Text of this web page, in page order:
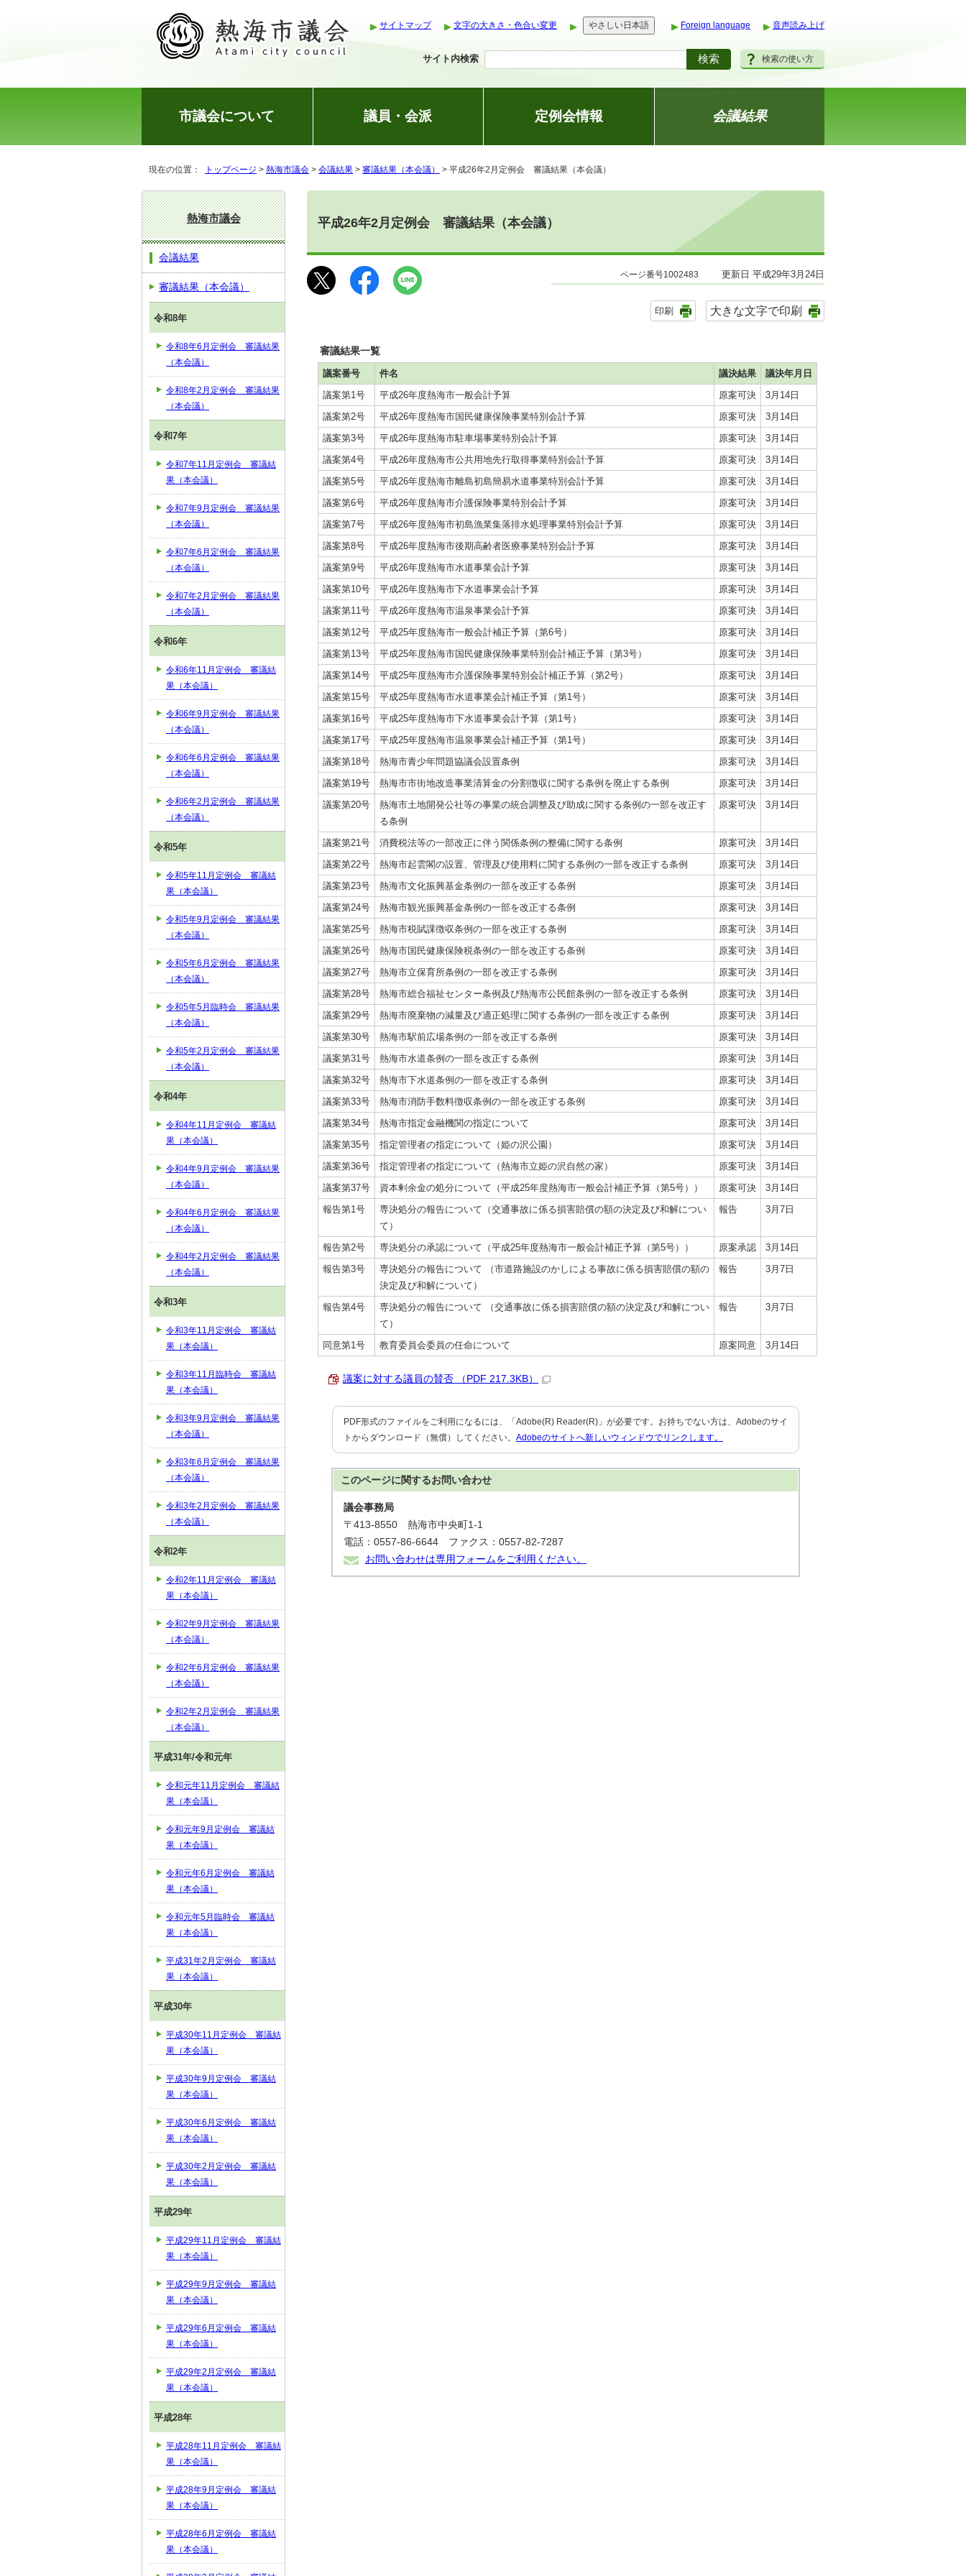
サイトマップ 文字の大きさ・色合い変更 やさしい日本語 Foreign language 音声読み上げ
サイト内検索 検索の使い方
市議会について 議員・会派 定例会情報 会議結果
現在の位置： トップページ > 熱海市議会 > 会議結果 > 審議結果（本会議） > 平成26年2月定例会 審議結果（本会議）
平成26年2月定例会 審議結果（本会議）
ページ番号1002483 更新日 平成29年3月24日
印刷 大きな文字で印刷
審議結果一覧
議案番号 件名 議決結果
議決年月日
議案第1号
平成26年度熱海市一般会計予算 原案可決
3月14日
議案第2号
平成26年度熱海市国民健康保険事業特別会計予算 原案可決
3月14日
議案第3号
平成26年度熱海市駐車場事業特別会計予算 原案可決
3月14日
議案第4号
平成26年度熱海市公共用地先行取得事業特別会計予算 原案可決
3月14日
議案第5号
平成26年度熱海市離島初島簡易水道事業特別会計予算 原案可決
3月14日
議案第6号
平成26年度熱海市介護保険事業特別会計予算 原案可決
3月14日
議案第7号
平成26年度熱海市初島漁業集落排水処理事業特別会計予算 原案可決
3月14日
議案第8号
平成26年度熱海市後期高齢者医療事業特別会計予算 原案可決
3月14日
議案第9号
平成26年度熱海市水道事業会計予算 原案可決
3月14日
議案第10号
平成26年度熱海市下水道事業会計予算 原案可決
3月14日
議案第11号
平成26年度熱海市温泉事業会計予算 原案可決
3月14日
議案第12号
平成25年度熱海市一般会計補正予算（第6号） 原案可決
3月14日
議案第13号
平成25年度熱海市国民健康保険事業特別会計補正予算（第3号） 原案可決
3月14日
議案第14号
平成25年度熱海市介護保険事業特別会計補正予算（第2号） 原案可決
3月14日
議案第15号
平成25年度熱海市水道事業会計補正予算（第1号） 原案可決
3月14日
議案第16号
平成25年度熱海市下水道事業会計予算（第1号） 原案可決
3月14日
議案第17号
平成25年度熱海市温泉事業会計補正予算（第1号） 原案可決
3月14日
議案第18号
熱海市青少年問題協議会設置条例 原案可決
3月14日
議案第19号
熱海市市街地改造事業清算金の分割徴収に関する条例を廃止する条例 原案可決
3月14日
議案第20号
熱海市土地開発公社等の事業の統合調整及び助成に関する条例の一部を改正す
る条例
原案可決 3月14日
議案第21号 消費税法等の一部改正に伴う関係条例の整備に関する条例 原案可決
3月14日
議案第22号
熱海市起雲閣の設置、管理及び使用料に関する条例の一部を改正する条例 原案可決
3月14日
議案第23号
熱海市文化振興基金条例の一部を改正する条例 原案可決
3月14日
議案第24号
熱海市観光振興基金条例の一部を改正する条例 原案可決
3月14日
議案第25号
熱海市税賦課徴収条例の一部を改正する条例 原案可決
3月14日
議案第26号
熱海市国民健康保険税条例の一部を改正する条例 原案可決
3月14日
議案第27号
熱海市立保育所条例の一部を改正する条例 原案可決
3月14日
議案第28号
熱海市総合福祉センター条例及び熱海市公民館条例の一部を改正する条例 原案可決
3月14日
議案第29号
熱海市廃棄物の減量及び適正処理に関する条例の一部を改正する条例 原案可決
3月14日
議案第30号
熱海市駅前広場条例の一部を改正する条例 原案可決
3月14日
議案第31号
熱海市水道条例の一部を改正する条例 原案可決
3月14日
議案第32号
熱海市下水道条例の一部を改正する条例 原案可決
3月14日
議案第33号
熱海市消防手数料徴収条例の一部を改正する条例 原案可決
3月14日
議案第34号
熱海市指定金融機関の指定について 原案可決
3月14日
議案第35号
指定管理者の指定について（姫の沢公園） 原案可決
3月14日
議案第36号
指定管理者の指定について（熱海市立姫の沢自然の家） 原案可決
3月14日
議案第37号
資本剰余金の処分について（平成25年度熱海市一般会計補正予算（第5号）） 原案可決
3月14日
報告第1号
専決処分の報告について（交通事故に係る損害賠償の額の決定及び和解につい
て）
報告 3月7日
報告第2号 専決処分の承認について（平成25年度熱海市一般会計補正予算（第5号）） 原案承認
3月14日
報告第3号
専決処分の報告について （市道路施設のかしによる事故に係る損害賠償の額の
決定及び和解について）
報告 3月7日
報告第4号
専決処分の報告について （交通事故に係る損害賠償の額の決定及び和解につい
て）
報告 3月7日
同意第1号 教育委員会委員の任命について 原案同意 3月14日
議案に対する議員の賛否 （PDF 217.3KB）
PDF形式のファイルをご利用になるには、「Adobe(R) Reader(R)」が必要です。お持ちでない方は、Adobeのサイ
トからダウンロード（無償）してください。 Adobeのサイトへ新しいウィンドウでリンクします。
このページに関するお問い合わせ
議会事務局
〒413-8550 熱海市中央町1-1
電話：0557-86-6644 ファクス：0557-82-7287
お問い合わせは専用フォームをご利用ください。
熱海市議会
会議結果
審議結果（本会議）
令和8年
令和8年6月定例会 審議結果
（本会議）
令和8年2月定例会 審議結果
（本会議）
令和7年
令和7年11月定例会 審議結
果（本会議）
令和7年9月定例会 審議結果
（本会議）
令和7年6月定例会 審議結果
（本会議）
令和7年2月定例会 審議結果
（本会議）
令和6年
令和6年11月定例会 審議結
果（本会議）
令和6年9月定例会 審議結果
（本会議）
令和6年6月定例会 審議結果
（本会議）
令和6年2月定例会 審議結果
（本会議）
令和5年
令和5年11月定例会 審議結
果（本会議）
令和5年9月定例会 審議結果
（本会議）
令和5年6月定例会 審議結果
（本会議）
令和5年5月臨時会 審議結果
（本会議）
令和5年2月定例会 審議結果
（本会議）
令和4年
令和4年11月定例会 審議結
果（本会議）
令和4年9月定例会 審議結果
（本会議）
令和4年6月定例会 審議結果
（本会議）
令和4年2月定例会 審議結果
（本会議）
令和3年
令和3年11月定例会 審議結
果（本会議）
令和3年11月臨時会 審議結
果（本会議）
令和3年9月定例会 審議結果
（本会議）
令和3年6月定例会 審議結果
（本会議）
令和3年2月定例会 審議結果
（本会議）
令和2年
令和2年11月定例会 審議結
果（本会議）
令和2年9月定例会 審議結果
（本会議）
令和2年6月定例会 審議結果
（本会議）
令和2年2月定例会 審議結果
（本会議）
平成31年/令和元年
令和元年11月定例会 審議結
果（本会議）
令和元年9月定例会 審議結
果（本会議）
令和元年6月定例会 審議結
果（本会議）
令和元年5月臨時会 審議結
果（本会議）
平成31年2月定例会 審議結
果（本会議）
平成30年
平成30年11月定例会 審議結
果（本会議）
平成30年9月定例会 審議結
果（本会議）
平成30年6月定例会 審議結
果（本会議）
平成30年2月定例会 審議結
果（本会議）
平成29年
平成29年11月定例会 審議結
果（本会議）
平成29年9月定例会 審議結
果（本会議）
平成29年6月定例会 審議結
果（本会議）
平成29年2月定例会 審議結
果（本会議）
平成28年
平成28年11月定例会 審議結
果（本会議）
平成28年9月定例会 審議結
果（本会議）
平成28年6月定例会 審議結
果（本会議）